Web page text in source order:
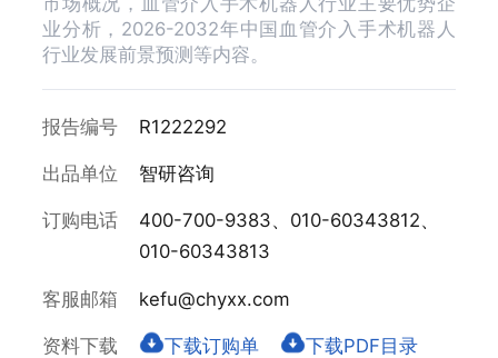
业分析，2026-2032年中国血管介入手术机器人
行业发展前景预测等内容。
报告编号 R1222292
出品单位 智研咨询
订购电话
400-700-9383、010-60343812、
010-60343813
客服邮箱 kefu@chyxx.com
资料下载 下载订购单 下载PDF目录